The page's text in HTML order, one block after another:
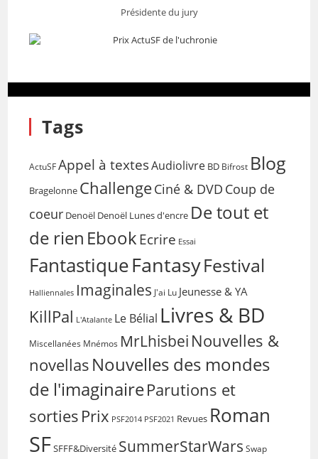
Présidente du jury
Tags
ActuSF Appel à textesAudiolivre BD Bifrost Blog
Bragelonne ChallengeCiné & DVD Coup de
coeur Denoël Denoël Lunes d'encre De tout et
de rien EbookEcrire Essai
FantastiqueFantasyFestival
Halliennales Imaginales J'ai Lu Jeunesse & YA
KillPal L'Atalante Le Bélial Livres & BD
Miscellanées Mnémos MrLhisbei Nouvelles &
novellas Nouvelles des mondes
de l'imaginaireParutions et
sorties Prix PSF2014 PSF2021 Revues Roman
SFSFFF&Diversité SummerStarWars Swap